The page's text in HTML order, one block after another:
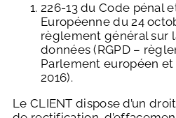
226-13 du Code pénal
Européenne du 24
règlement général sur
données (RGPD –
Parlement européen
2016).
Le CLIENT dispose d’un